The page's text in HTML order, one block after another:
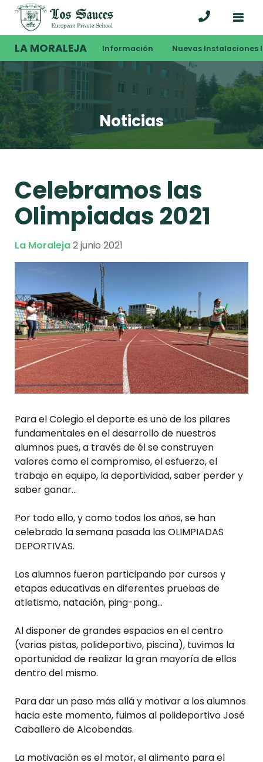
LA MORALEJA Información Nuevas Instalaciones
Noticias
Celebramos las
Olimpiadas 2021
La Moraleja2 junio 2021
Para el Colegio el deporte es uno de los pilares
fundamentales en el desarrollo de nuestros
alumnos pues, a través de él se construyen
valores como el compromiso, el esfuerzo, el
trabajo en equipo, la deportividad, saber perder y
saber ganar…
Por todo ello, y como todos los años, se han
celebrado la semana pasada las OLIMPIADAS
DEPORTIVAS.
Los alumnos fueron participando por cursos y
etapas educativas en diferentes pruebas de
atletismo, natación, ping-pong…
Al disponer de grandes espacios en el centro
(varias pistas, polideportivo, piscina), tuvimos la
oportunidad de realizar la gran mayoría de ellos
dentro del mismo.
Para dar un paso más allá y motivar a los alumnos
hacia este momento, fuimos al polideportivo José
Caballero de Alcobendas.
La motivación es el motor, el alimento para el